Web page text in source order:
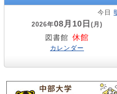
今日
2026年08月10日 (月)
図書館 休館
カレンダー